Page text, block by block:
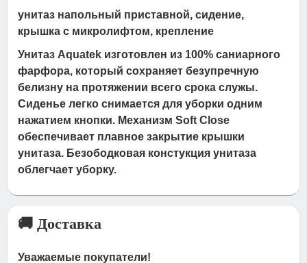
унитаз напольный приставной, сидение,
крышка с микролифтом, крепление
Унитаз Aquatek изготовлен из 100% саниарного
фарфора, который сохраняет безупречную
белизну на протяжении всего срока служы.
Сиденье легко снимается для уборки одним
нажатием кнопки. Механизм Soft Close
обеспечивает плавное закрытие крышки
унитаза. Безободковая констукция унитаза
облегчает уборку.
🚚 Доставка
Уважаемые покупатели!